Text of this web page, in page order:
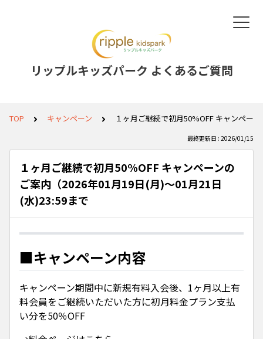
リップルキッズパーク よくあるご質問
TOP キャンペーン １ヶ月ご継続で初月50%OFF キャンペー
最終更新日 : 2026/01/15
１ヶ月ご継続で初月50%OFF キャンペーンの
ご案内（2026年01月19日(月)～01月21日
(水)23:59まで
■キャンペーン内容
キャンペーン期間中に新規有料入会後、1ヶ月以上有
料会員をご継続いただいた方に初月料金プラン支払
い分を50％OFF